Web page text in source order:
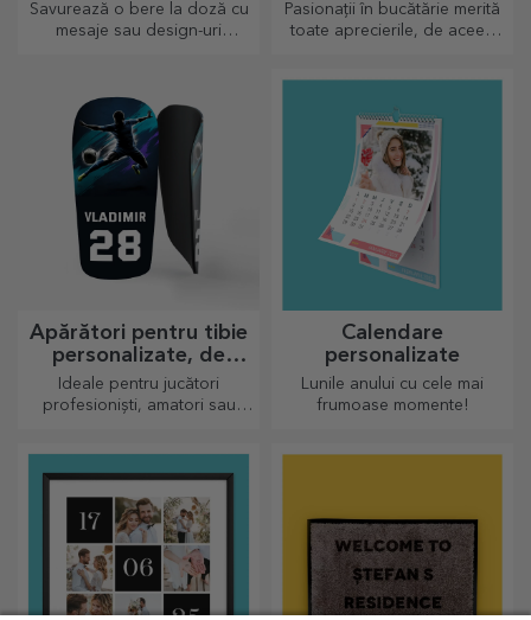
Savurează o bere la doză cu
mesaje sau design-uri
Pasionații în bucătărie merită
toate aprecierile, de aceea
Apărători pentru tibie
personalizate, de
fotbal
Ideale pentru jucători
profesioniști, amatori sau
Calendare
personalizate
Lunile anului cu cele mai
frumoase momente!